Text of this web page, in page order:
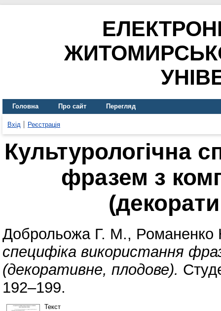
Головна Про сайт Перегляд
Вхід Реєстрація
Культурологічна
фразем з
Доброльожа Г. М., Романенко
специфіка використання
(декоративне, плодове).
192–199.
Текст